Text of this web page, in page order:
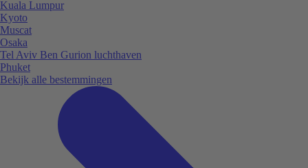
Kuala Lumpur
Kyoto
Muscat
Osaka
Tel Aviv Ben Gurion luchthaven
Phuket
Bekijk alle bestemmingen